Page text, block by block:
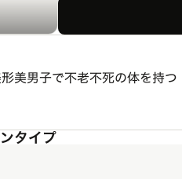
美男子で不老不死の体を持
タイプ